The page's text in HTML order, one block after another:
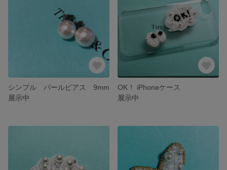
シンプル パールピアス 9mm
展示中
OK！ iPhoneケース
展示中